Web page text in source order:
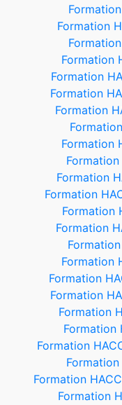
Formation
Formation
Formation
Formation
Formation
Formation
Formation
Formation
Formation
Formation
Formation
Formation
Formation
Formation
Formation
Formation
Formation
Formation
Formation